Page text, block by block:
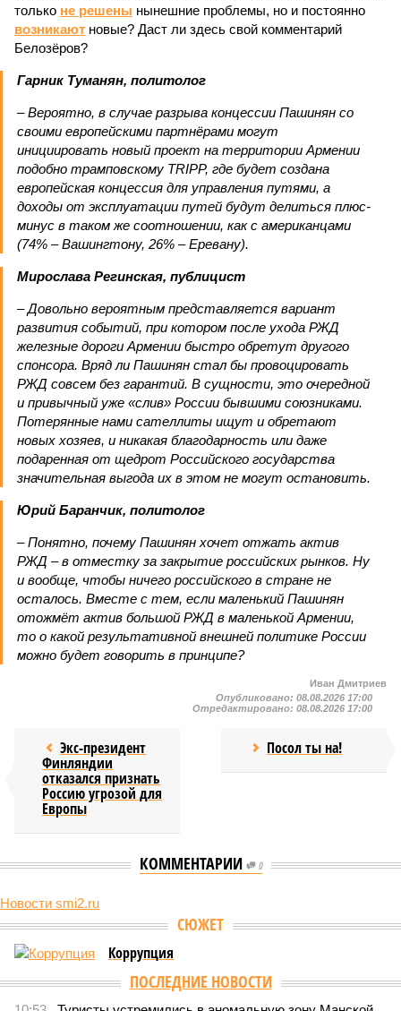
только не решены нынешние проблемы, но и постоянно
возникают новые? Даст ли здесь свой комментарий
Белозёров?
Гарник Туманян, политолог
– Вероятно, в случае разрыва концессии Пашинян со
своими европейскими партнёрами могут
инициировать новый проект на территории Армении
подобно трамповскому TRIPP, где будет создана
европейская концессия для управления путями, а
доходы от эксплуатации путей будут делиться плюс-
минус в таком же соотношении, как с американцами
(74% – Вашингтону, 26% – Еревану).
Мирослава Регинская, публицист
– Довольно вероятным представляется вариант
развития событий, при котором после ухода РЖД
железные дороги Армении быстро обретут другого
спонсора. Вряд ли Пашинян стал бы провоцировать
РЖД совсем без гарантий. В сущности, это очередной
и привычный уже «слив» России бывшими союзниками.
Потерянные нами сателлиты ищут и обретают
новых хозяев, и никакая благодарность или даже
подаренная от щедрот Российского государства
значительная выгода их в этом не могут остановить.
Юрий Баранчик, политолог
– Понятно, почему Пашинян хочет отжать актив
РЖД – в отместку за закрытие российских рынков. Ну
и вообще, чтобы ничего российского в стране не
осталось. Вместе с тем, если маленький Пашинян
отожмёт актив большой РЖД в маленькой Армении,
то о какой результативной внешней политике России
можно будет говорить в принципе?
Иван Дмитриев
Опубликовано: 08.08.2026 17:00
Отредактировано: 08.08.2026 17:00
Экс-президент
Финляндии
отказался признать
Россию угрозой для
Европы
Посол ты на!
КОММЕНТАРИИ 0
Новости smi2.ru
В нескольких станциях от уже сданного
«Сказочного леса» пайщики ЖК «Станция Л» продолжают ждать от
компании Capital Group начала реальной достройки
«Станция ожидания» для дольщиков